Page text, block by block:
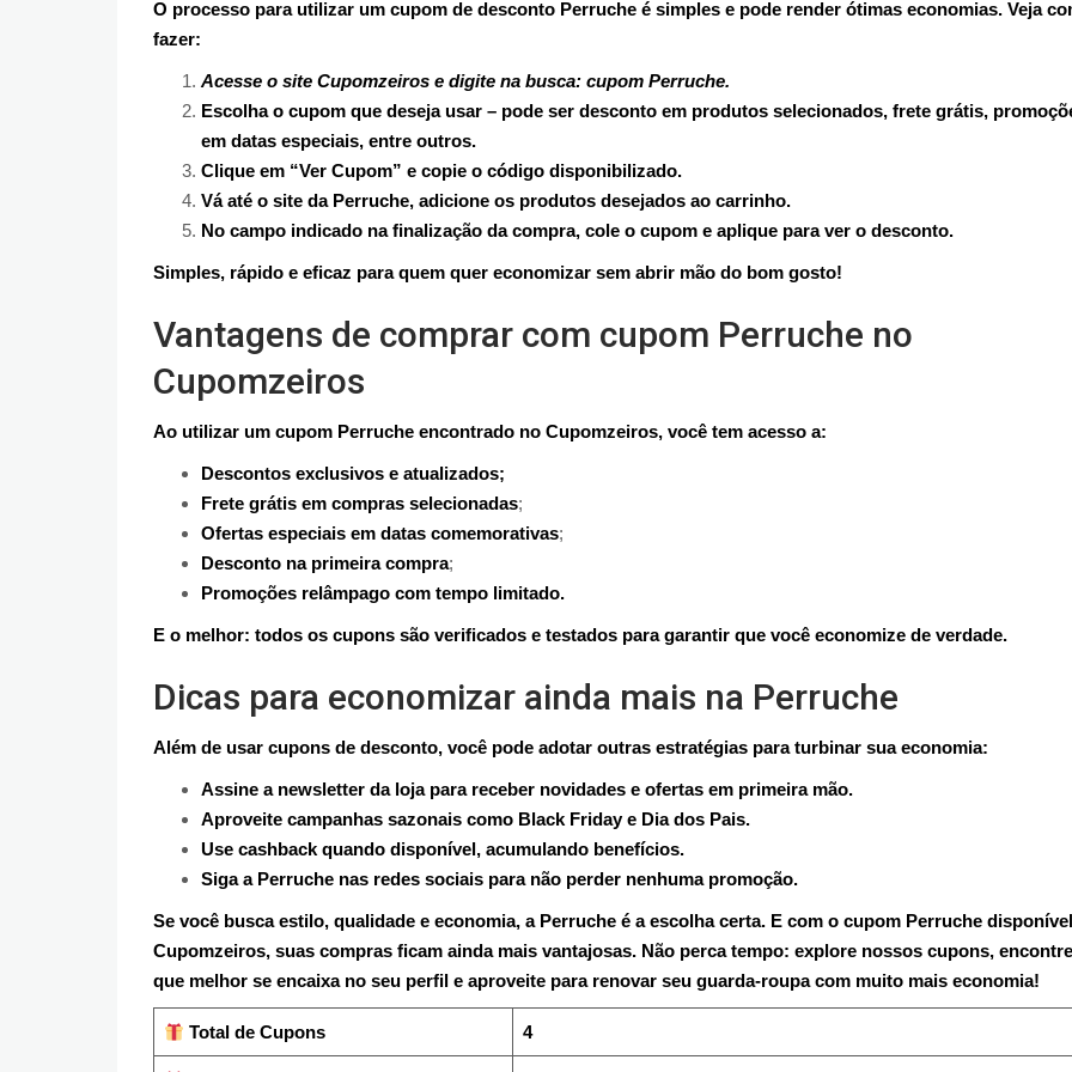
O processo para utilizar um cupom de desconto Perruche é simples e pode render ótimas economias. Veja
fazer:
Acesse o site Cupomzeiros e digite na busca: cupom Perruche.
Escolha o cupom que deseja usar – pode ser desconto em produtos selecionados, frete grátis,
em datas especiais, entre outros.
Clique em “Ver Cupom” e copie o código disponibilizado.
Vá até o site da Perruche, adicione os produtos desejados ao carrinho.
No campo indicado na finalização da compra, cole o cupom e aplique para ver o desconto.
Simples, rápido e eficaz para quem quer economizar sem abrir mão do bom gosto!
Vantagens de comprar com cupom Perruche no
Cupomzeiros
Ao utilizar um cupom Perruche encontrado no Cupomzeiros, você tem acesso a:
Descontos exclusivos e atualizados;
Frete grátis em compras selecionadas;
Ofertas especiais em datas comemorativas;
Desconto na primeira compra;
Promoções relâmpago com tempo limitado.
E o melhor: todos os cupons são verificados e testados para garantir que você economize de verdade.
Dicas para economizar ainda mais na Perruche
Além de usar cupons de desconto, você pode adotar outras estratégias para turbinar sua economia:
Assine a newsletter da loja para receber novidades e ofertas em primeira mão.
Aproveite campanhas sazonais como Black Friday e Dia dos Pais.
Use cashback quando disponível, acumulando benefícios.
Siga a Perruche nas redes sociais para não perder nenhuma promoção.
Se você busca estilo, qualidade e economia, a Perruche é a escolha certa. E com o cupom Perruche
Cupomzeiros, suas compras ficam ainda mais vantajosas. Não perca tempo: explore nossos cupons,
que melhor se encaixa no seu perfil e aproveite para renovar seu guarda-roupa com muito mais economia!
Total de Cupons 4